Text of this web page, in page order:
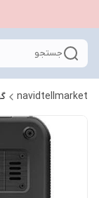
جستجو
navidtellmarket